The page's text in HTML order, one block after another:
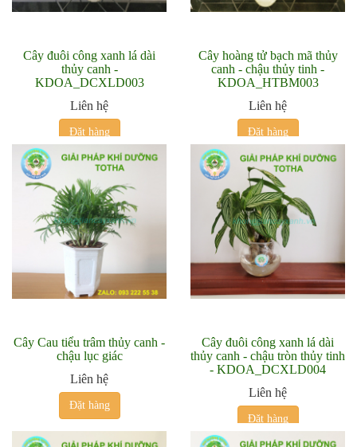
Cây đuôi công xanh lá dài
thủy canh -
KDOA_DCXLD003
Liên hệ
Đặt hàng
Cây hoàng tử bạch mã thủy
canh - chậu thủy tinh -
KDOA_HTBM003
Liên hệ
Đặt hàng
Cây Cau tiểu trâm thủy canh -
chậu lục giác
Liên hệ
Đặt hàng
Cây đuôi công xanh lá dài
thủy canh - chậu tròn thủy tinh
- KDOA_DCXLD004
Liên hệ
Đặt hàng